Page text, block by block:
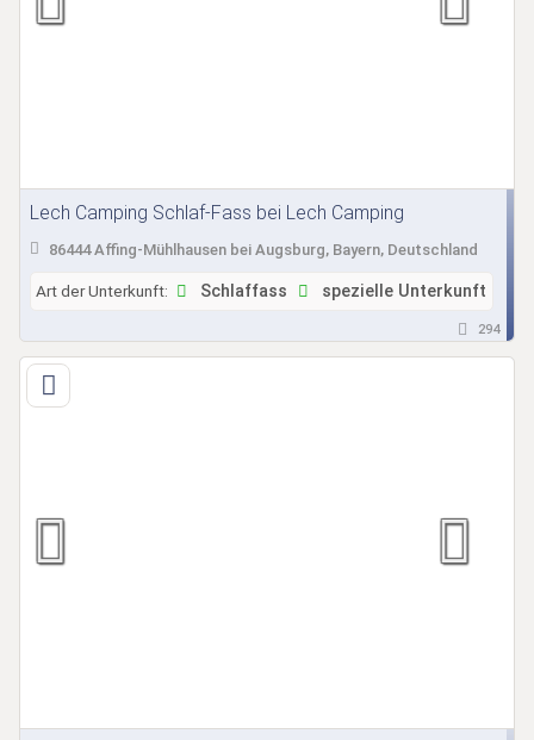
Lech Camping Schlaf-Fass bei Lech Camping
86444 Affing-Mühlhausen bei Augsburg, Bayern, Deutschland
Art der Unterkunft: Schlaffass spezielle Unterkunft
294